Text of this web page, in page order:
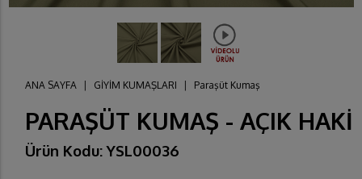
ANA SAYFA GİYİM KUMAŞLARI Paraşüt Kumaş
PARAŞÜT KUMAŞ - AÇIK HAKİ
Ürün Kodu: YSL00036